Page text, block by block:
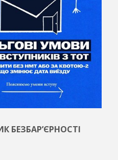
БЕЗБАР’ЄРНОСТІ